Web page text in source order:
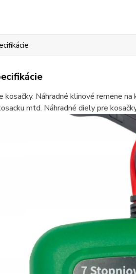
kosačky. Náhradné klinové remene
mtd. Náhradné diely pre